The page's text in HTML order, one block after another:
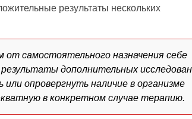
результаты нескольких
самостоятельного назначения себе
дополнительных
опровергнуть наличие в организме
в конкретном случае терапию.